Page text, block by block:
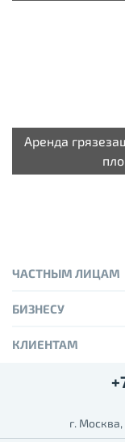
Аренда
ЧАСТНЫМ ЛИЦАМ
БИЗНЕСУ
КЛИЕНТАМ
г.